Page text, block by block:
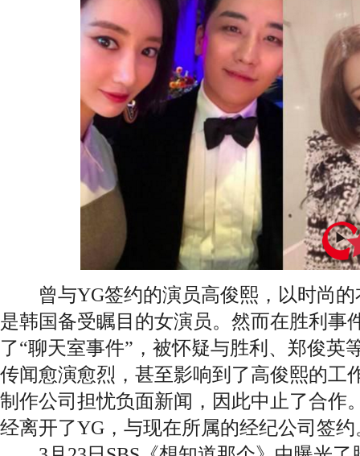
曾与YG签约的演员高俊熙，以时尚的
是韩国备受瞩目的女演员。然而在胜利事
了“聊天室事件”，被怀疑与胜利、郑俊英
传闻愈演愈烈，甚至影响到了高俊熙的工
制作公司担忧负面新闻，因此中止了合作
经离开了YG，与现在所属的经纪公司签约